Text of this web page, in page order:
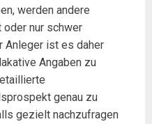
werden andere
nur schwer
Anleger ist es daher
Angaben zu
genau zu
gezielt nachzufragen